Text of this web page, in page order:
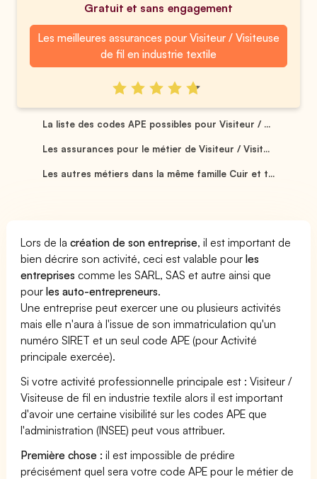
Gratuit et sans engagement
Les meilleures assurances pour Visiteur / Visiteuse
de fil en industrie textile
La liste des codes APE possibles pour Visiteur / ...
Les assurances pour le métier de Visiteur / Visit...
Les autres métiers dans la même famille Cuir et t...
Lors de lacréation de son entreprise, il est important de
bien décrire son activité, ceci est valable pourles
entreprises comme les SARL, SAS et autre ainsi que
pourles auto-entrepreneurs.
Une entreprise peut exercer une ou plusieurs activités
mais elle n'aura à l'issue de son immatriculation qu'un
numéro SIRET et un seul code APE (pour Activité
principale exercée).
Si votre activité professionnelle principale est : Visiteur /
Visiteuse de fil en industrie textile alors il est important
d'avoir une certaine visibilité sur les codes APE que
l'administration (INSEE) peut vous attribuer.
Première chose : il est impossible de prédire
précisément quel sera votre code APE pour le métier de